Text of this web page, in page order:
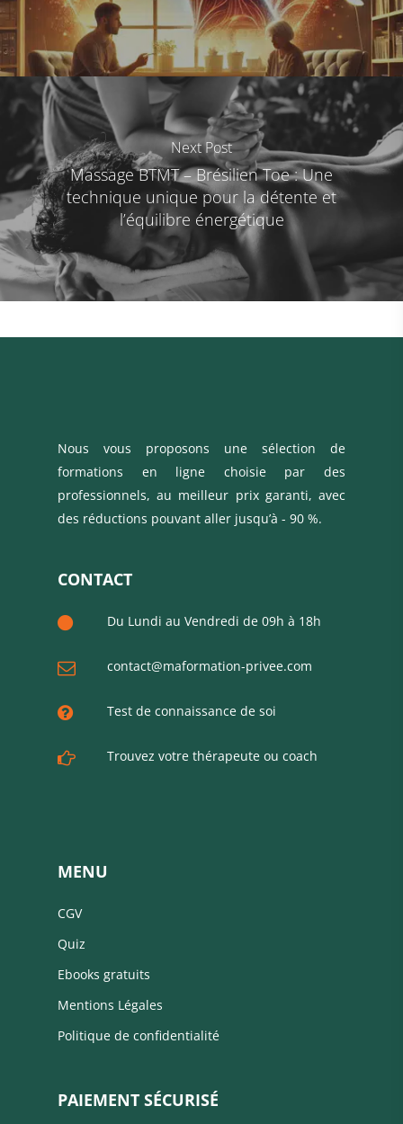
Next Post
Massage BTMT – Brésilien Toe : Une
technique unique pour la détente et
l’équilibre énergétique
Nous vous proposons une sélection de
formations en ligne choisie par des
professionnels, au meilleur prix garanti, avec
des réductions pouvant aller jusqu’à - 90 %.
CONTACT
Du Lundi au Vendredi de 09h à 18h
contact@maformation-privee.com
Test de connaissance de soi
Trouvez votre thérapeute ou coach
MENU
CGV
Quiz
Ebooks gratuits
Mentions Légales
Politique de confidentialité
PAIEMENT SÉCURISÉ